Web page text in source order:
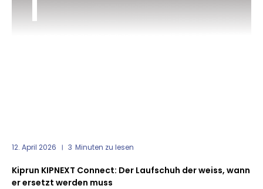
12. April 2026 3 Minuten zu lesen
Kiprun KIPNEXT Connect: Der Laufschuh der weiss, wann
er ersetzt werden muss